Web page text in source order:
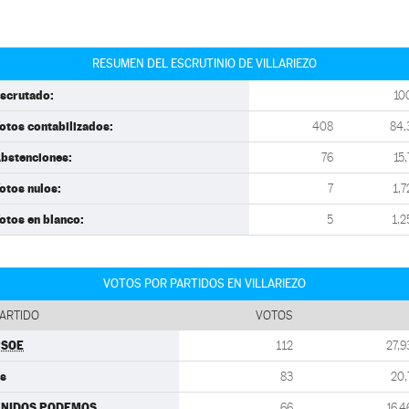
RESUMEN DEL ESCRUTINIO DE VILLARIEZO
contabilizados: 408
76
nulos: 7
en blanco: 5
VOTOS POR PARTIDOS EN VILLARIEZO
VOTOS
112
83